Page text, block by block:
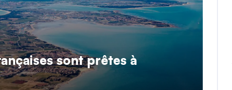
sont prêtes à